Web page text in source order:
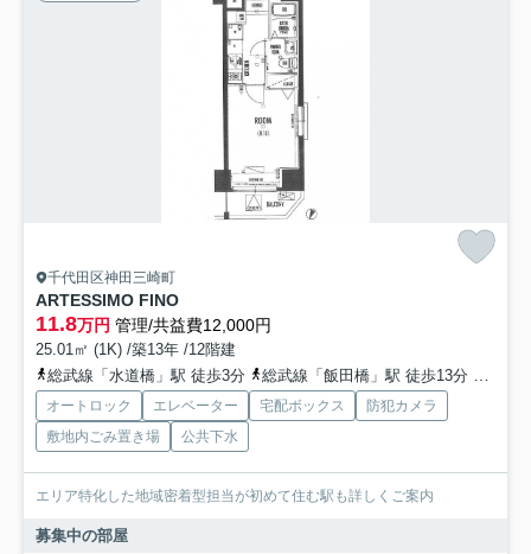
千代田区神田三崎町
ARTESSIMO FINO
11.8万円 管理/共益費12,000円
25.01㎡ (1K) /築13年 /12階建
総武線「水道橋」駅 徒歩3分
総武線「飯田橋」駅 徒歩13分 東西
オートロック エレベーター 宅配ボックス
防犯カメラ
敷地内ごみ置き場
公共下水
エリア特化した地域密着型担当が初めて住む駅も詳しくご案内
募集中の部屋